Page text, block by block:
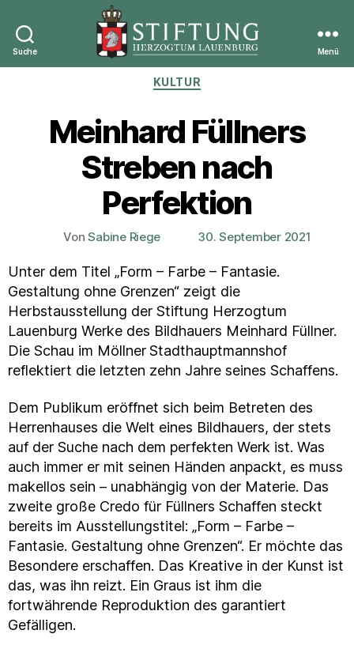
Suche
Stiftung
Herzogtum
Menü
Kategorien
KULTUR
Meinhard Füllners
Streben nach
Perfektion
Beitragsautor
VonSabine Riege Veröffentlichungsdatum
30. September 2021
Unter dem Titel „Form – Farbe – Fantasie.
Gestaltung ohne Grenzen“ zeigt die
Herbstausstellung der Stiftung Herzogtum
Lauenburg Werke des Bildhauers Meinhard Füllner.
Die Schau im MöllnerStadthauptmannshof
reflektiert die letzten zehn Jahre seines Schaffens.
Dem Publikum eröffnet sich beim Betreten des
Herrenhauses die Welt eines Bildhauers, der stets
auf der Suche nach dem perfekten Werk ist. Was
auch immer er mit seinen Händen anpackt, es muss
makellos sein – unabhängig von der Materie. Das
zweite große Credo für Füllners Schaffen steckt
bereits im Ausstellungstitel: „Form – Farbe –
Fantasie. Gestaltung ohne Grenzen“. Er möchte das
Besondere erschaffen. Das Kreative in der Kunst ist
das, was ihn reizt. Ein Graus ist ihm die
fortwährende Reproduktion des garantiert
Gefälligen.